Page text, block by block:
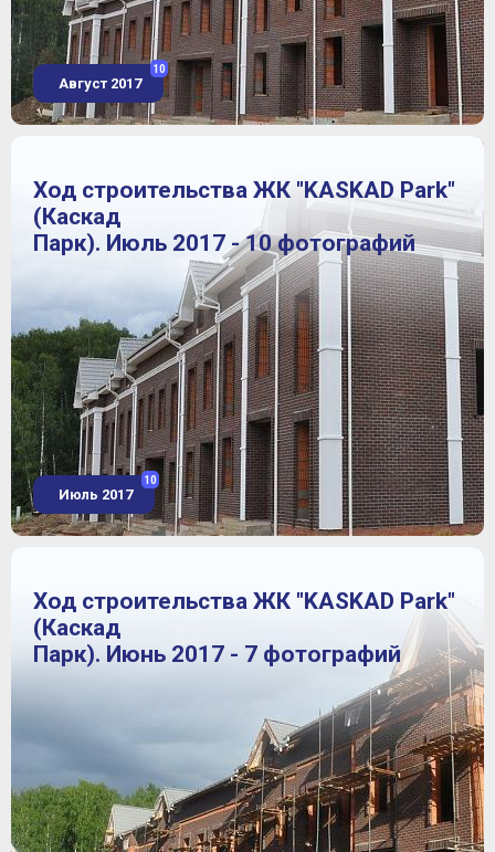
Август 2017
10
Ход строительства ЖК "KASKAD Park"
(Каскад
Парк). Июль 2017 - 10 фотографий
Июль 2017
10
Ход строительства ЖК "KASKAD Park"
(Каскад
Парк). Июнь 2017 - 7 фотографий